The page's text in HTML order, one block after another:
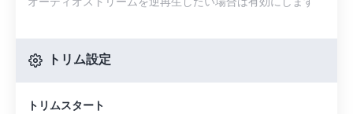
オーディオストリームを逆再生したい場合は有効にします
トリム設定
トリムスタート